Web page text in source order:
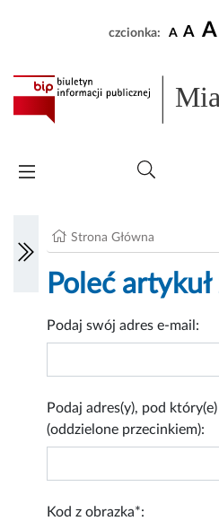
czcionka: A A A
Strona Główna
Poleć
Podaj swój adres e-mail:
Podaj adres(y), pod który(e)
(oddzielone przecinkiem):
Kod z obrazka*: